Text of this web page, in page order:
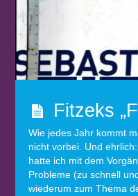
Fitzeks
Wie jedes Jahr kommt
nicht vorbei. Und
hatte ich mit dem
Probleme (zu schnell
wiederum zum Thema